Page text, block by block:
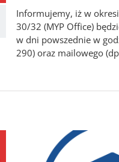
Informujemy, iż w
30/32 (MYP Office)
w dni powszednie w
290) oraz mailowego